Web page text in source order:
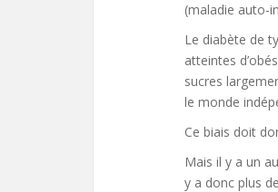
(maladie auto-
Le diabète de
atteintes
sucres
le monde
Ce biais doit
Mais il y a un
y a donc plus